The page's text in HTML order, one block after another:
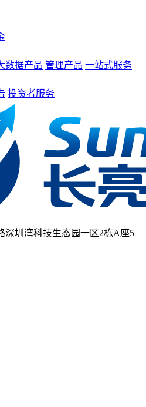
数据产品 管理产品 一站式服务
投资者服务
深圳湾科技生态园一区2栋A座5